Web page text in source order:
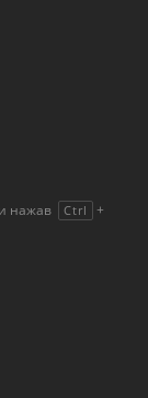
нажав Ctrl +